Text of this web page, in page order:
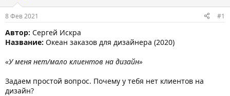
м
ы
а
л
а
8 Фев 2021 #1
Автор: Сергей Искра
Название: Океан заказов для дизайнера (2020)
«У меня нет/мало клиентов на дизайн»
Задаем простой вопрос. Почему у тебя нет клиентов на
дизайн?